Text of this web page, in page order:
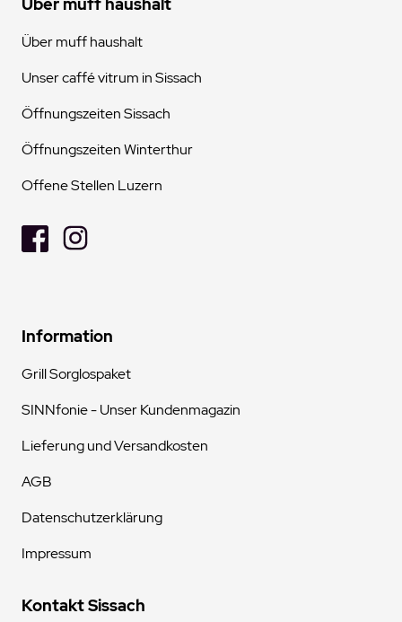
Über muff haushalt
Unser caffé vitrum in Sissach
Öffnungszeiten Sissach
Öffnungszeiten Winterthur
Offene Stellen Luzern
Information
Grill Sorglospaket
SINNfonie - Unser Kundenmagazin
Lieferung und Versandkosten
AGB
Datenschutzerklärung
Impressum
Kontakt Sissach